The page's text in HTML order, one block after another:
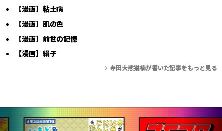
【漫画】粘土病
【漫画】肌の色
【漫画】前世の記憶
【漫画】絹子
寺田大熊猫楠が書いた記事をもっと見る